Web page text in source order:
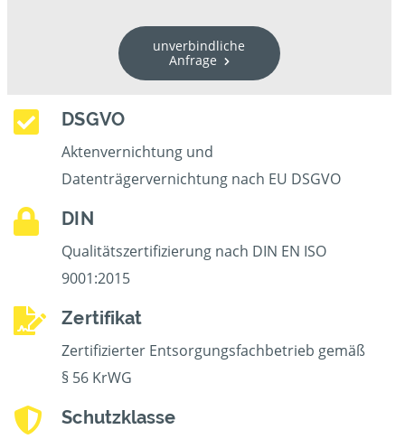
unverbindliche
Anfrage
DSGVO
Aktenvernichtung und
Datenträgervernichtung nach EU DSGVO
DIN
Qualitätszertifizierung nach DIN EN ISO
9001:2015
Zertifikat
Zertifizierter Entsorgungsfachbetrieb gemäß
§ 56 KrWG
Schutzklasse